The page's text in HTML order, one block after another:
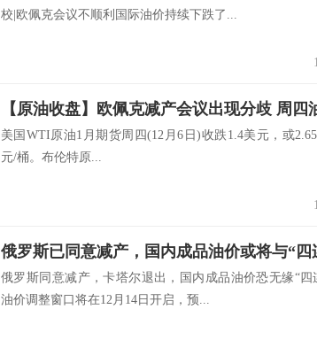
校|欧佩克会议不顺利国际油价持续下跌了...
美国WTI原油1月期货周四(12月6日)收跌1.4美元，或
元/桶。布伦特原...
俄罗斯已同意减产，国内成品油价或将与“四
俄罗斯同意减产，卡塔尔退出，国内成品油价恐无缘“四
油价调整窗口将在12月14日开启，预...